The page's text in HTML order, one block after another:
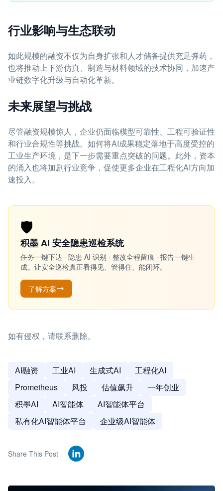
行业影响与生态联动
如此规模的融资不仅为自身扩张和人才储备提供充足弹药，
也将推动上下游仿真、制造与材料领域的技术协同，加速产
业链数字化升级与自动化革新。
未来展望与挑战
尽管融资规模惊人，企业仍面临模型可靠性、工程可验证性
和行业合规性等挑战。如何将AI成果稳定落地于高度受控的
工业生产环境，是下一步需要重点突破的问题。此外，资本
的涌入也将加剧行业竞争，促使更多企业在工程化AI方向加
速投入。
🛡️
积墨 AI 安全隐患巡检系统
任务一键下达 · 隐患 AI 识别 · 整改全程留痕 · 报告一键生
成。让安全巡检真正看得见、管得住、能闭环。
了解方案
如有侵权，请联系删除。
AI融资 工业AI 生成式AI
工程化AI
Prometheus
风投 估值飙升
一年创业
积墨AI
AI智能体
AI智能体平台
私有化AI智能体平台
企业级AI智能体
Share This Post